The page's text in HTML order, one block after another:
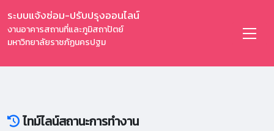
ระบบแจ้งซ่อม-ปรับปรุงออนไลน์
งานอาคารสถานที่และภูมิสถาปัตย์
มหาวิทยาลัยราชภัฏนครปฐม
ไทม์ไลน์สถานะการทำงาน